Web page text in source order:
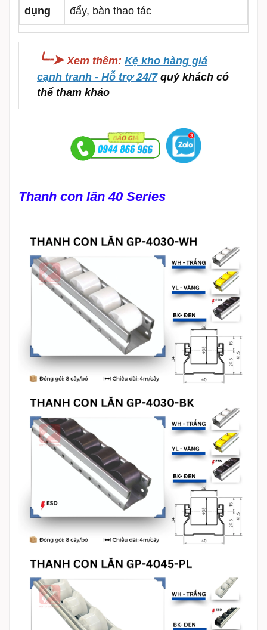
dụng
đẩy, bàn thao tác
╰┈➤Xem thêm: Kệ kho hàng giá
cạnh tranh - Hỗ trợ 24/7 quý khách có
thể tham khảo
Thanh con lăn 40 Series